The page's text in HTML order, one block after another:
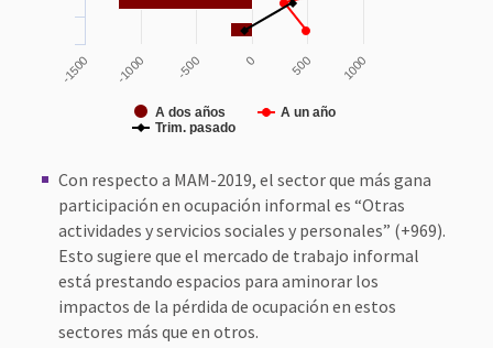
A dos años
A un año
Trim. pasado
-1500 -1000 -500 0 500 1000
Con respecto a MAM-2019, el sector que más gana
participación en ocupación informal es “Otras
actividades y servicios sociales y personales” (+969).
Esto sugiere que el mercado de trabajo informal
está prestando espacios para aminorar los
impactos de la pérdida de ocupación en estos
sectores más que en otros.